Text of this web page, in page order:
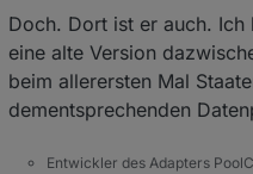
Doch. Dort ist er auch.
eine alte Version
beim allerersten Mal
dementsprechenden
Entwickler des Adapters